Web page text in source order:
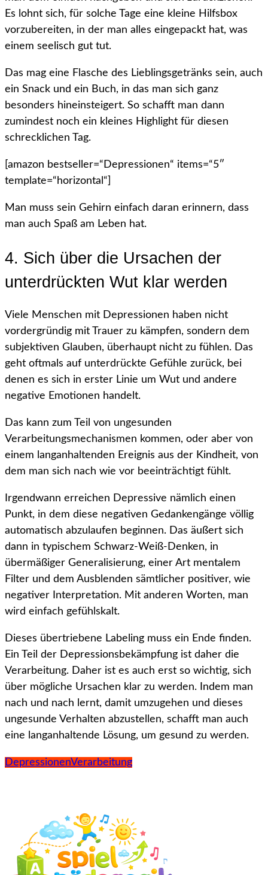
Es lohnt sich, für solche Tage eine kleine Hilfsbox
vorzubereiten, in der man alles eingepackt hat, was
einem seelisch gut tut.
Das mag eine Flasche des Lieblingsgetränks sein, auch
ein Snack und ein Buch, in das man sich ganz
besonders hineinsteigert. So schafft man dann
zumindest noch ein kleines Highlight für diesen
schrecklichen Tag.
[amazon bestseller=“Depressionen“ items=“5″
template=“horizontal“]
Man muss sein Gehirn einfach daran erinnern, dass
man auch Spaß am Leben hat.
4. Sich über die Ursachen der
unterdrückten Wut klar werden
Viele Menschen mit Depressionen haben nicht
vordergründig mit Trauer zu kämpfen, sondern dem
subjektiven Glauben, überhaupt nicht zu fühlen. Das
geht oftmals auf unterdrückte Gefühle zurück, bei
denen es sich in erster Linie um Wut und andere
negative Emotionen handelt.
Das kann zum Teil von ungesunden
Verarbeitungsmechanismen kommen, oder aber von
einem langanhaltenden Ereignis aus der Kindheit, von
dem man sich nach wie vor beeinträchtigt fühlt.
Irgendwann erreichen Depressive nämlich einen
Punkt, in dem diese negativen Gedankengänge völlig
automatisch abzulaufen beginnen. Das äußert sich
dann in typischem Schwarz-Weiß-Denken, in
übermäßiger Generalisierung, einer Art mentalem
Filter und dem Ausblenden sämtlicher positiver, wie
negativer Interpretation. Mit anderen Worten, man
wird einfach gefühlskalt.
Dieses übertriebene Labeling muss ein Ende finden.
Ein Teil der Depressionsbekämpfung ist daher die
Verarbeitung. Daher ist es auch erst so wichtig, sich
über mögliche Ursachen klar zu werden. Indem man
nach und nach lernt, damit umzugehen und dieses
ungesunde Verhalten abzustellen, schafft man auch
eine langanhaltende Lösung, um gesund zu werden.
DepressionenVerarbeitung